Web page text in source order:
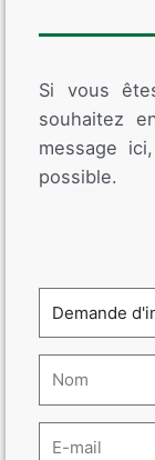
Si vous
souhaitez
message
possible.